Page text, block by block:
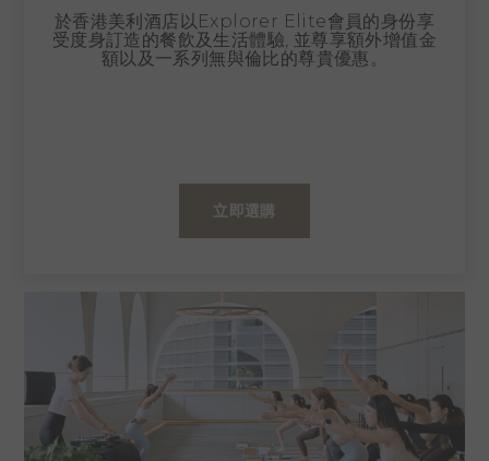
於香港美利酒店以Explorer Elite會員的身份享
受度身訂造的餐飲及生活體驗, 並尊享額外增值金
額以及一系列無與倫比的尊貴優惠。
立即選購